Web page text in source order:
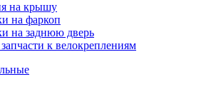
на крышу
на фаркоп
на заднюю дверь
к велокреплениям